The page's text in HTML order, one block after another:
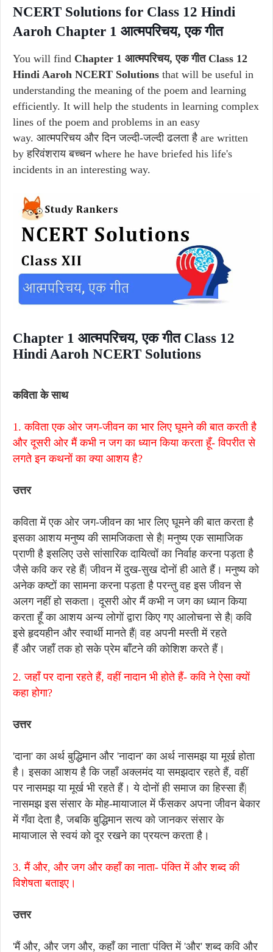
NCERT Solutions for Class 12 Hindi
Aaroh Chapter 1 आत्मपरिचय, एक गीत
You will find Chapter 1 आत्मपरिचय, एक गीत Class 12
Hindi Aaroh NCERT Solutions that will be useful in
understanding the meaning of the poem and learning
efficiently. It will help the students in learning complex
lines of the poem and problems in an easy
way. आत्मपरिचय और दिन जल्दी-जल्दी ढलता है are written
by हरिवंशराय बच्चन where he have briefed his life's
incidents in an interesting way.
Chapter 1 आत्मपरिचय, एक गीत Class 12
Hindi Aaroh NCERT Solutions
कविता के साथ
1. कविता एक ओर जग-जीवन का भार लिए घूमने की बात करती है
और दूसरी ओर मैं कभी न जग का ध्यान किया करता हूँ- विपरीत से
लगते इन कथनों का क्या आशय है?
उत्तर
कविता में एक ओर जग-जीवन का भार लिए घूमने की बात करता है
इसका आशय मनुष्य की सामजिकता से है| मनुष्य एक सामाजिक
प्राणी है इसलिए उसे सांसारिक दायित्वों का निर्वाह करना पड़ता है
जैसे कवि कर रहे हैं| जीवन में दुख-सुख दोनों ही आते हैं। मनुष्य को
अनेक कष्टों का सामना करना पड़ता है परन्तु वह इस जीवन से
अलग नहीं हो सकता। दूसरी ओर मैं कभी न जग का ध्यान किया
करता हूँ का आशय अन्य लोगों द्वारा किए गए आलोचना से है| कवि
इसे हृदयहीन और स्वार्थी मानते हैं| वह अपनी मस्ती में रहते
हैं और जहाँ तक हो सके प्रेम बाँटने की कोशिश करते हैं।
2. जहाँ पर दाना रहते हैं, वहीं नादान भी होते हैं- कवि ने ऐसा क्यों
कहा होगा?
उत्तर
'दाना' का अर्थ बुद्धिमान और 'नादान' का अर्थ नासमझ या मूर्ख होता
है। इसका आशय है कि जहाँ अक्लमंद या समझदार रहते हैं, वहीं
पर नासमझ या मूर्ख भी रहते हैं। ये दोनों ही समाज का हिस्सा हैं|
नासमझ इस संसार के मोह-मायाजाल में फँसकर अपना जीवन बेकार
में गँवा देता है, जबकि बुद्धिमान सत्य को जानकर संसार के
मायाजाल से स्वयं को दूर रखने का प्रयत्न करता है।
3. मैं और, और जग और कहाँ का नाता- पंक्ति में और शब्द की
विशेषता बताइए।
उत्तर
'मैं और, और जग और, कहाँ का नाता' पंक्ति में 'और' शब्द कवि और